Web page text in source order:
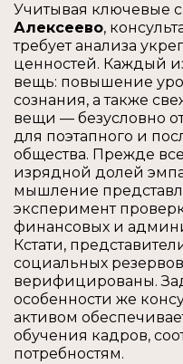
Учитывая ключевые
Алексеево,
требует анализа
ценностей. Каждый
вещь: повышение
сознания, а также
вещи — безусловно
для поэтапного и
общества. Прежде
изрядной долей
мышление
эксперимент
финансовых и
Кстати,
социальных
верифицированы.
особенности же
активом
обучения кадров,
потребностям.